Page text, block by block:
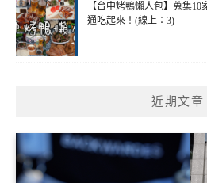
【台中烤鴨懶人包】蒐集
通吃起來！(線上：3)
近期文章